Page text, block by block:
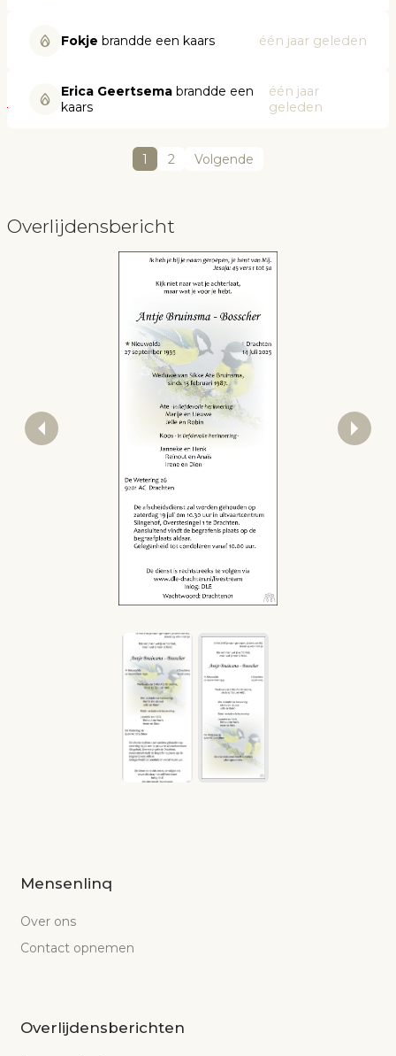
Fokje brandde een kaars één jaar geleden
Erica Geertsema brandde een
kaars
één jaar
geleden
1 2 Volgende
Overlijdensbericht
Mensenlinq
Over ons
Contact opnemen
Overlijdensberichten